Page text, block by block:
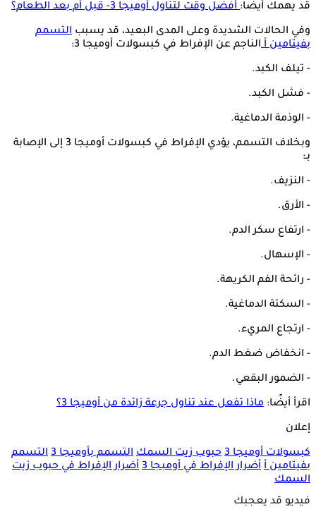
قد يهمك أيضًا:أفضل وقت لتناول أوميجا 3- قبل أم بعد الطعام؟
وفي الحالات الشديدة وعلى المدى البعيد، قد يسبب التسمم
بفيتامين أالناجم عن الإفراط في كبسولات أوميجا 3:
- تيلف الكبد.
- فشل الكبد.
- الوذمة الدماغية.
وبخلاف التسمم، يؤدي الإفراط في كبسولات أوميجا 3 إلى الإصابة
بـ:
- النزيف.
- الأرق.
- ارتفاع سكر الدم.
- الإسهال.
- رائحة الفم الكريهة.
- السكتة الدماغية.
- ارتجاع المريء.
- انخفاض ضغط الدم.
- الضمور البقعي.
اقرأ أيضًا: ماذا تفعل عند تناول جرعة زائدة من أوميجا 3؟
إعلان
كبسولات أوميجا 3 حبوب زيت السمك التسمم بأوميجا 3
التسمم
بفيتامين أ أضرار الإفراط في أومبجا 3
أضرار الإفراط في حبوب زيت
السمك
فيديو قد يعجبك